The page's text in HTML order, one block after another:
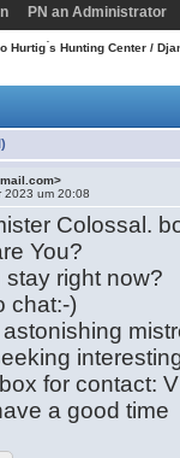
PN an Administrator
Hurtig ́s Hunting Center /
2023 um 20:08
Colossal.
You?
stay right now?
chat:-)
for contact:
a good time